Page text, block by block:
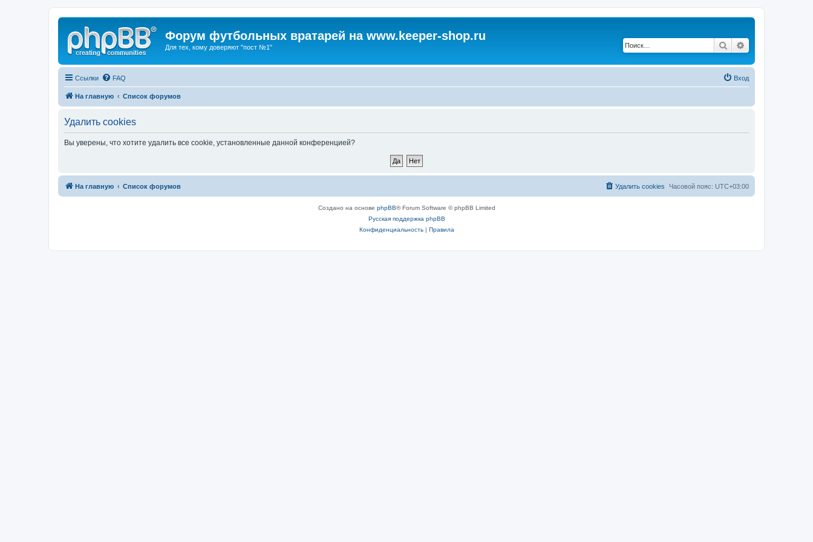
Форум футбольных вратарей на www.keeper-shop.ru
Для тех, кому доверяют "пост №1" Поиск
Ссылки FAQ Вход
На главную Список форумов
Удалить cookies
Вы уверены, что хотите удалить все cookie, установленные данной конференцией?
На главную Список форумов Часовой пояс: UTC+03:00
Удалить cookies
Создано на основе phpBB® Forum Software © phpBB Limited
Русская поддержка phpBB
Конфиденциальность| Правила